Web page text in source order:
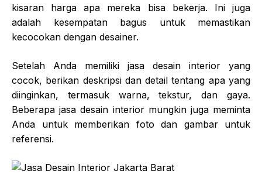
kisaran harga apa mereka bisa bekerja. Ini juga
adalah kesempatan bagus untuk memastikan
kecocokan dengan desainer.
Setelah Anda memiliki jasa desain interior yang
cocok, berikan deskripsi dan detail tentang apa yang
diinginkan, termasuk warna, tekstur, dan gaya.
Beberapa jasa desain interior mungkin juga meminta
Anda untuk memberikan foto dan gambar untuk
referensi.